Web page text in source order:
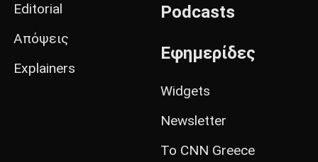
Editorial
Απόψεις
Explainers
Podcasts
Εφημερίδες
Widgets
Newsletter
Το CNN Greece